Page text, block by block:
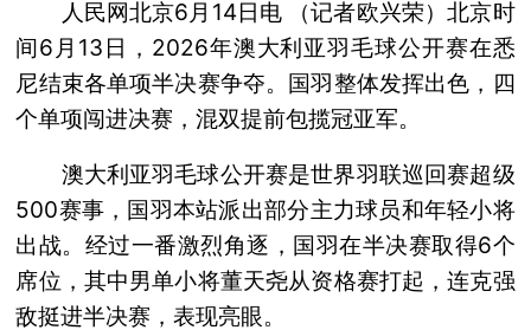
人民网北京6月14日电 （记者欧兴荣）北京时
间6月13日，2026年澳大利亚羽毛球公开赛在悉
尼结束各单项半决赛争夺。国羽整体发挥出色，四
个单项闯进决赛，混双提前包揽冠亚军。
澳大利亚羽毛球公开赛是世界羽联巡回赛超级
500赛事，国羽本站派出部分主力球员和年轻小将
出战。经过一番激烈角逐，国羽在半决赛取得6个
席位，其中男单小将董天尧从资格赛打起，连克强
敌挺进半决赛，表现亮眼。